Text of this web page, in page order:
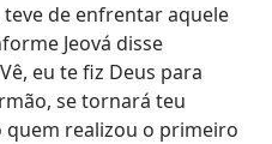
de enfrentar aquele
Jeová disse
eu te fiz Deus para
se tornará teu
quem realizou o primeiro